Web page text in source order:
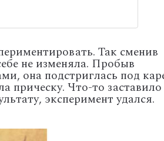
Так сменив
не изменяла. Пробыв
она подстриглась под
прическу. Что-то заставило
эксперимент удался.